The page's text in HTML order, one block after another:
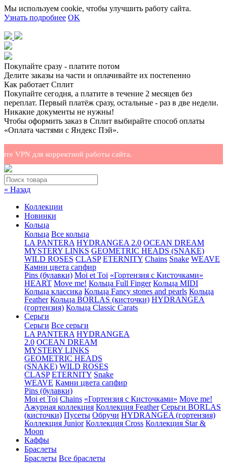
Мы используем cookie, чтобы улучшить работу сайта.
Узнать подробнее OK
Покупайте сразу - платите потом
Делите заказы на части и оплачивайте их постепенно
Как работает Сплит
Покупайте сегодня, а платите в течение 2 месяцев без
переплат. Первый платёж сразу, остальные - раз в две недели.
Никакие документы не нужны!
Чтобы оформить заказ в Сплит выбирайте способ оплаты
«Оплата частями с Яндекс Пэй».
сайта.
« Назад
Коллекции
Новинки
Кольца
Кольца Все кольца
LA PANTERA HYDRANGEA 2.0 OCEAN DREAM
MYSTERY LINKS GEOMETRIC HEADS (SNAKE)
WILD ROSES CLASP ETERNITY Chains Snake WEAVE
Камни цвета сапфир
Pins (булавки) Moi et Toi «Гортензия с Кисточками»
HEART Move me! Кольца Full Finger Кольца MIDI
Кольца классика Кольца Fancy stones and pearls Кольца
Feather Кольца BORLAS (кисточки) HYDRANGEA
(гортензия) Кольца Classic Carats
Серьги
Серьги Все серьги
LA PANTERA HYDRANGEA
2.0 OCEAN DREAM
MYSTERY LINKS
GEOMETRIC HEADS
(SNAKE) WILD ROSES
CLASP ETERNITY Snake
WEAVE Камни цвета сапфир
Pins (булавки)
Moi et Toi Chains «Гортензия с Кисточками» Move me!
Ажурная коллекция Коллекция Feather Серьги BORLAS
(кисточки) Пусеты Обручи HYDRANGEA (гортензия)
Коллекция Junior Коллекция Cross Коллекция Star &
Moon
Каффы
Браслеты
Браслеты Все браслеты